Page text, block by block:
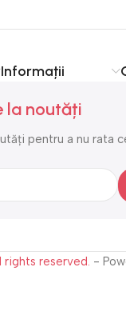
Informații
la noutăți
pentru a nu rata
rights reserved. -